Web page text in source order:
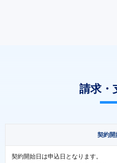
請求・
契約開
契約開始日は申込日となります。